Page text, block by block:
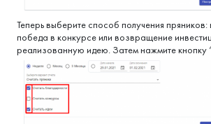
Теперь выберите способ получения пряников:
победа в конкурсе или возвращение
реализованную идею. Затем нажмите кнопку